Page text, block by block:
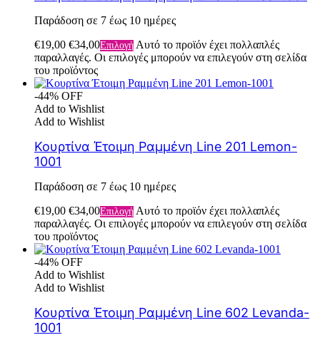
Παράδοση σε 7 έως 10 ημέρες
€19,00 €34,00Επιλογή Αυτό το προϊόν έχει πολλαπλές
παραλλαγές. Οι επιλογές μπορούν να επιλεγούν στη σελίδα
του προϊόντος
-44% OFF
Add to Wishlist
Add to Wishlist
Κουρτίνα Έτοιμη Ραμμένη Line 201 Lemon-
1001
Παράδοση σε 7 έως 10 ημέρες
€19,00 €34,00Επιλογή Αυτό το προϊόν έχει πολλαπλές
παραλλαγές. Οι επιλογές μπορούν να επιλεγούν στη σελίδα
του προϊόντος
-44% OFF
Add to Wishlist
Add to Wishlist
Κουρτίνα Έτοιμη Ραμμένη Line 602 Levanda-
1001